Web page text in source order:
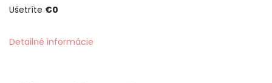
Ušetríte €0
Detailné informácie